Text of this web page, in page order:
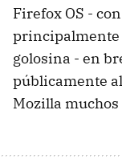
Firefox OS -
principalmente
golosina - en
públicamente
Mozilla